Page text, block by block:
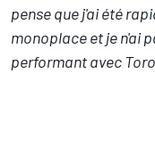
pense que j'ai été
monoplace et je n'ai
performant avec